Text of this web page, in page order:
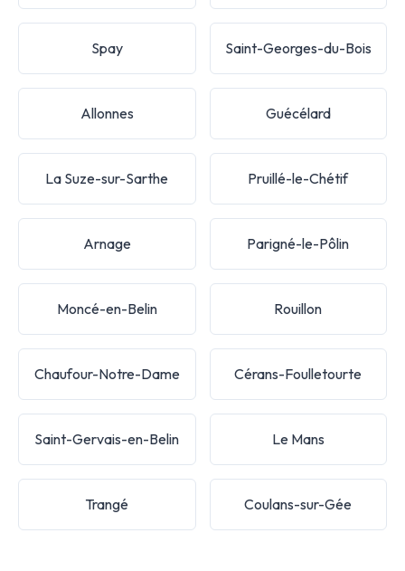
Spay Saint-Georges-du-Bois
Allonnes Guécélard
La Suze-sur-Sarthe Pruillé-le-Chétif
Arnage Parigné-le-Pôlin
Moncé-en-Belin Rouillon
Chaufour-Notre-Dame Cérans-Foulletourte
Saint-Gervais-en-Belin Le Mans
Trangé Coulans-sur-Gée